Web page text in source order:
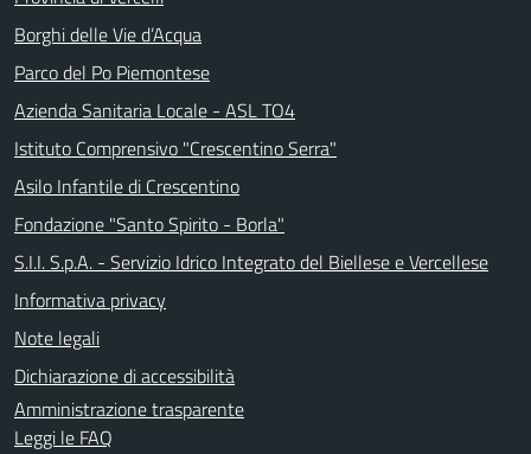
Borghi delle Vie d’Acqua
Parco del Po Piemontese
Azienda Sanitaria Locale - ASL TO4
Istituto Comprensivo "Crescentino Serra"
Asilo Infantile di Crescentino
Fondazione "Santo Spirito - Borla"
S.I.I. S.p.A. - Servizio Idrico Integrato del Biellese e Vercellese
Informativa privacy
Note legali
Dichiarazione di accessibilità
Amministrazione trasparente
Leggi le FAQ